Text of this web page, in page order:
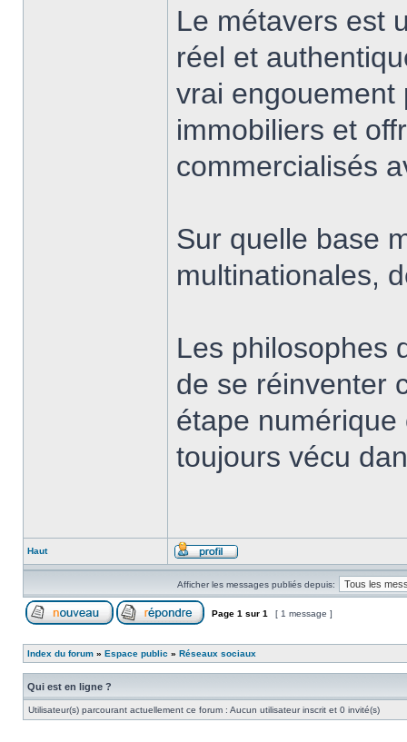
Le métavers est
réel et
vrai engouement
immobiliers et
commercialisés
Sur quelle base
multinationales,
Les philosophes
de se réinventer
étape
toujours vécu
Haut
Afficher les messages publiés depuis:
Page 1 sur 1 [ 1 message ]
Index du forum » Espace public » Réseaux sociaux
Qui est en ligne ?
Utilisateur(s) parcourant actuellement ce forum : Aucun utilisateur inscrit et 0 invité(s)